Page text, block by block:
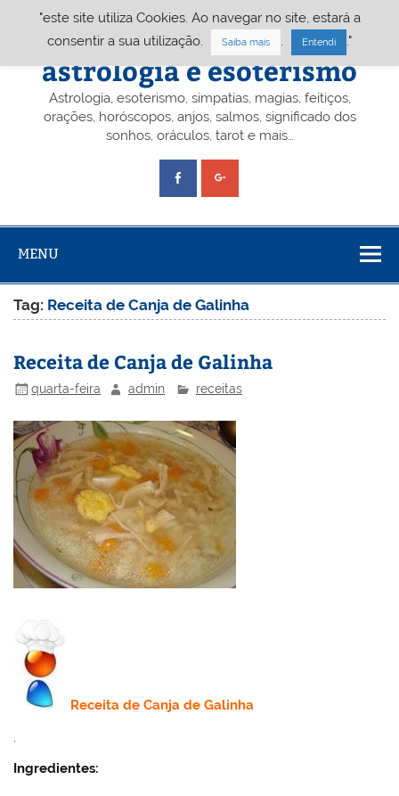
Portal A&E – Portal
astrologia e esoterismo
Astrologia, esoterismo, simpatias, magias, feitiços,
orações, horóscopos, anjos, salmos, significado dos
sonhos, oráculos, tarot e mais…
MENU
Tag: Receita de Canja de Galinha
Receita de Canja de Galinha
quarta-feira admin receitas
Receita de Canja de Galinha
Ingredientes:
"este site utiliza Cookies. Ao navegar no site, estará a
consentir a sua utilização.
Saiba mais Entendi ."